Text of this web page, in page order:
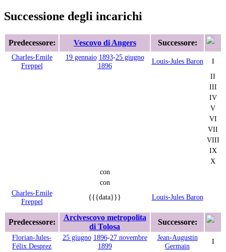
Successione degli incarichi
Predecessore: Vescovo di Angers Successore:
Charles-Emile
Freppel
19 gennaio 1893-25 giugno
1896
Louis-Jules Baron
I
II
III
IV
V
VI
VII
VIII
IX
X
con
con
Charles-Emile
Freppel
{{{data}}} Louis-Jules Baron
Predecessore:
Arcivescovo metropolita
di Tolosa
Successore:
Florian-Jules-
Félix Desprez
25 giugno 1896-27 novembre
1899
Jean-Augustin
Germain
I